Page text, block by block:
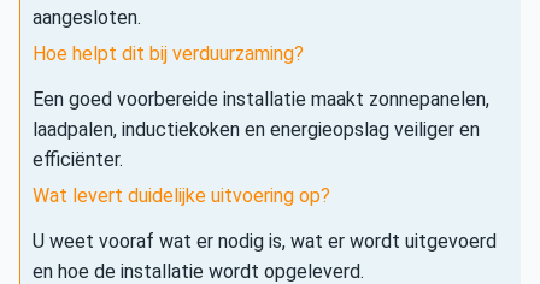
aangesloten.
Hoe helpt dit bij verduurzaming?
Een goed voorbereide installatie maakt zonnepanelen,
laadpalen, inductiekoken en energieopslag veiliger en
efficiënter.
Wat levert duidelijke uitvoering op?
U weet vooraf wat er nodig is, wat er wordt uitgevoerd
en hoe de installatie wordt opgeleverd.